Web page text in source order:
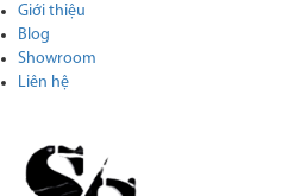
Giới thiệu
Blog
Showroom
Liên hệ